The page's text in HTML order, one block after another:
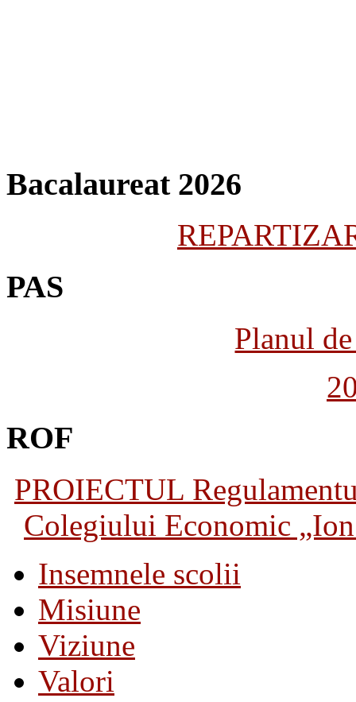
Bacalaureat 2026
PAS
Planul
ROF
PROIECTUL
Colegiului Economic
Insemnele scolii
Misiune
Viziune
Valori